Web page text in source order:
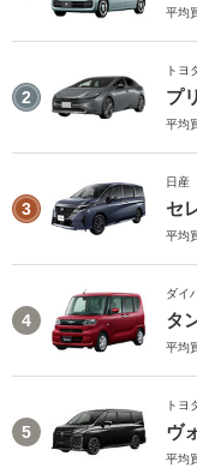
平均
2
トヨ
プ
平均
3
日産
セ
平均
4
ダイ
タ
平均
5
トヨ
ヴ
平均